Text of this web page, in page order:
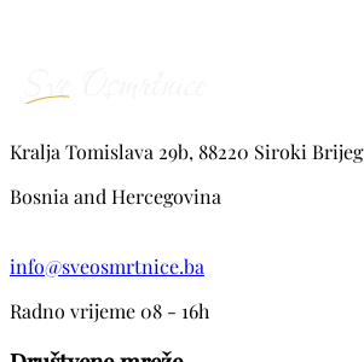
Kralja Tomislava 29b, 88220 Siroki Brijeg
Bosnia and Hercegovina
info@sveosmrtnice.ba
Radno vrijeme 08 - 16h